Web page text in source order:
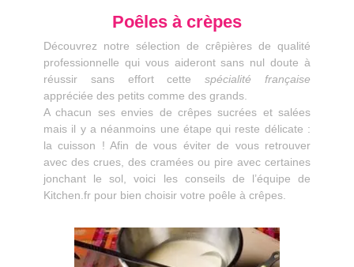
Poêles à crèpes
Découvrez notre sélection de crêpières de qualité
professionnelle qui vous aideront sans nul doute à
réussir sans effort cettespécialité française
appréciée des petits comme des grands.
A chacun ses envies de crêpes sucrées et salées
mais il y a néanmoins une étape qui reste délicate :
la cuisson ! Afin de vous éviter de vous retrouver
avec des crues, des cramées ou pire avec certaines
jonchant le sol, voici les conseils de l’équipe de
Kitchen.fr pour bien choisir votre poêle à crêpes.